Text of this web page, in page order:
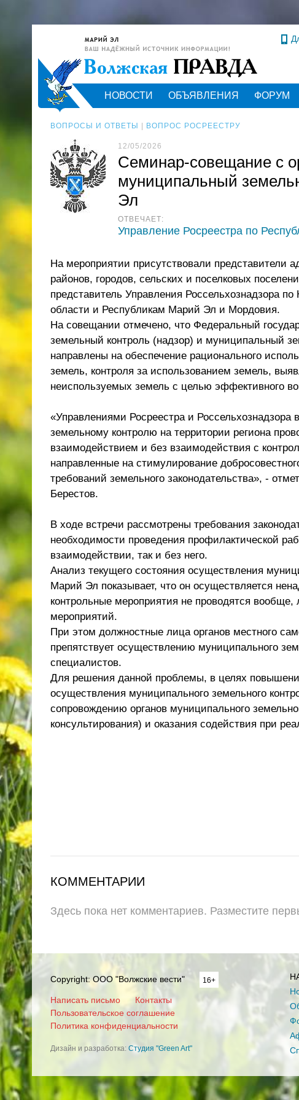
НОВОСТИ ОБЪЯВЛЕНИЯ ФОРУМ
ВОПРОСЫ И ОТВЕТЫ ВОПРОС РОСРЕЕСТРУ
12/05/2026
Семинар-совещание с
муниципальный
Эл
ОТВЕЧАЕТ:
Управление Росреестра по
На мероприятии присутствовали представители
районов, городов, сельских и поселковых
представитель Управления Россельхознадзора по
области и Республикам Марий Эл и Мордовия.
На совещании отмечено, что Федеральный
земельный контроль (надзор) и муниципальный
направлены на обеспечение рационального
земель, контроля за использованием земель,
неиспользуемых земель с целью эффективного
«Управлениями Росреестра и
земельному контролю на территории региона
взаимодействием и без взаимодействия с
направленные на стимулирование
требований земельного законодательства», -
Берестов.
В ходе встречи рассмотрены требования
необходимости проведения профилактической
взаимодействии, так и без него.
Анализ текущего состояния осуществления
Марий Эл показывает, что он осуществляется
контрольные мероприятия не проводятся
мероприятий.
При этом должностные лица органов местного
препятствует осуществлению муниципального
специалистов.
Для решения данной проблемы, в целях
осуществления муниципального земельного
сопровождению органов муниципального
консультирования) и оказания содействия при
КОММЕНТАРИИ
Здесь пока нет комментариев. Разместите
Copyright: ООО "Волжские вести" 16+
Написать письмо
Контакты
Пользовательское соглашение
Политика конфиденциальности
Дизайн и разработка: Студия "Green Art"